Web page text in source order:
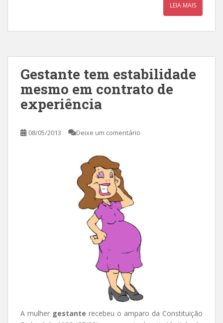
LEIA MAIS
Gestante tem estabilidade
mesmo em contrato de
experiência
08/05/2013 Deixe um comentário
A mulher gestante recebeu o amparo da Constituição